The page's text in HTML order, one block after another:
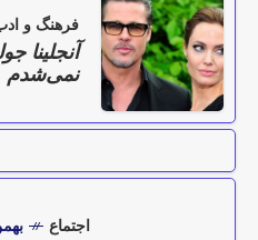
فرهنگ و
آنجلینا
نمی‌شدم
اجتماع بهمن 8,